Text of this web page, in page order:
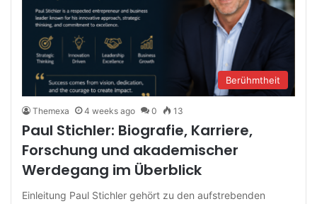
Berühmtheit
Themexa 4 weeks ago 0 13
Paul Stichler: Biografie, Karriere,
Forschung und akademischer
Werdegang im Überblick
Einleitung Paul Stichler gehört zu den aufstrebenden